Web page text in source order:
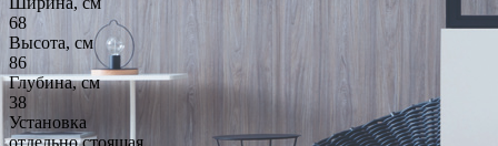
68
Высота, см
86
Глубина, см
38
Установка
отдельно стоящая